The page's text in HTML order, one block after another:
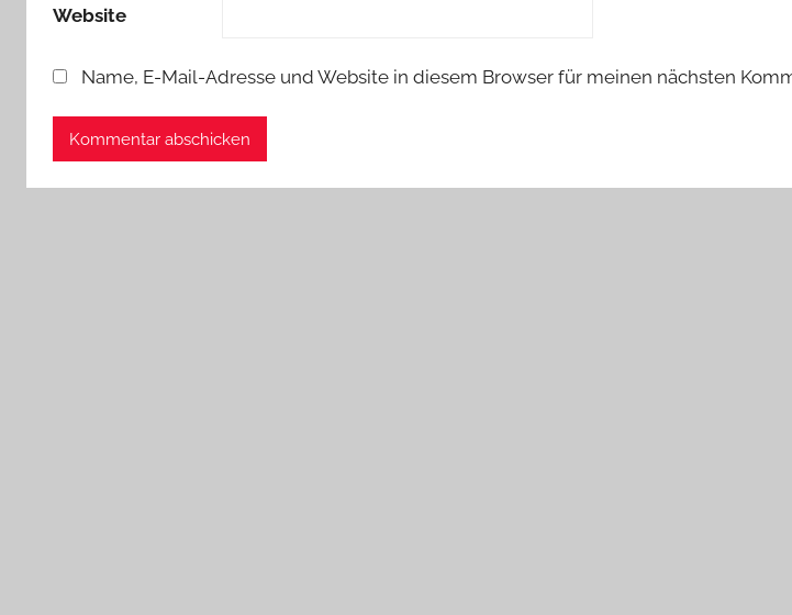
Website
Name, E-Mail-Adresse und Website in diesem Browser für meinen nächsten